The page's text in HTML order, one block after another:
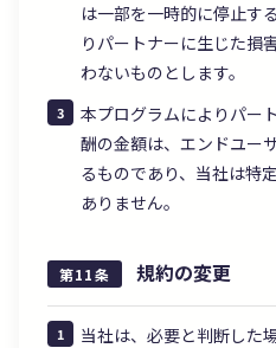
は一部を一時的に停止す
りパートナーに生じた損
わないものとします。
本プログラムによりパー
酬の金額は、エンドユー
るものであり、当社は特
ありません。
第11条 規約の変更
当社は、必要と判断した